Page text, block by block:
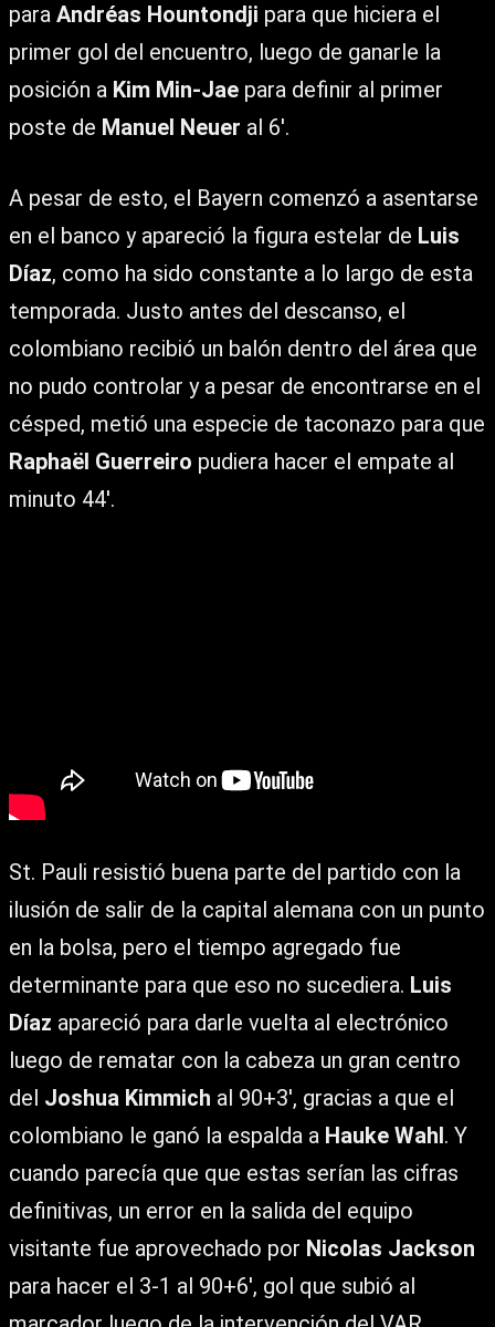
para Andréas Hountondji para que hiciera el
primer gol del encuentro, luego de ganarle la
posición a Kim Min-Jae para definir al primer
poste de Manuel Neuer al 6′.
A pesar de esto, el Bayern comenzó a asentarse
en el banco y apareció la figura estelar de Luis
Díaz, como ha sido constante a lo largo de esta
temporada. Justo antes del descanso, el
colombiano recibió un balón dentro del área que
no pudo controlar y a pesar de encontrarse en el
césped, metió una especie de taconazo para que
Raphaël Guerreiro pudiera hacer el empate al
minuto 44′.
St. Pauli resistió buena parte del partido con la
ilusión de salir de la capital alemana con un punto
en la bolsa, pero el tiempo agregado fue
determinante para que eso no sucediera. Luis
Díaz apareció para darle vuelta al electrónico
luego de rematar con la cabeza un gran centro
del Joshua Kimmich al 90+3′, gracias a que el
colombiano le ganó la espalda a Hauke Wahl. Y
cuando parecía que que estas serían las cifras
definitivas, un error en la salida del equipo
visitante fue aprovechado por Nicolas Jackson
para hacer el 3-1 al 90+6′, gol que subió al